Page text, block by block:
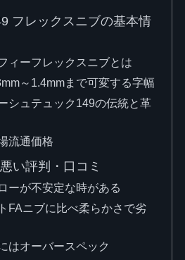
フレックスニブの基本情
ィーフレックスニブとは
～1.4mmまで可変する字幅
シュテュック149の伝統と革
流通価格
い評判・口コミ
ーが不安定な時がある
FAニブに比べ柔らかさで劣
はオーバースペック